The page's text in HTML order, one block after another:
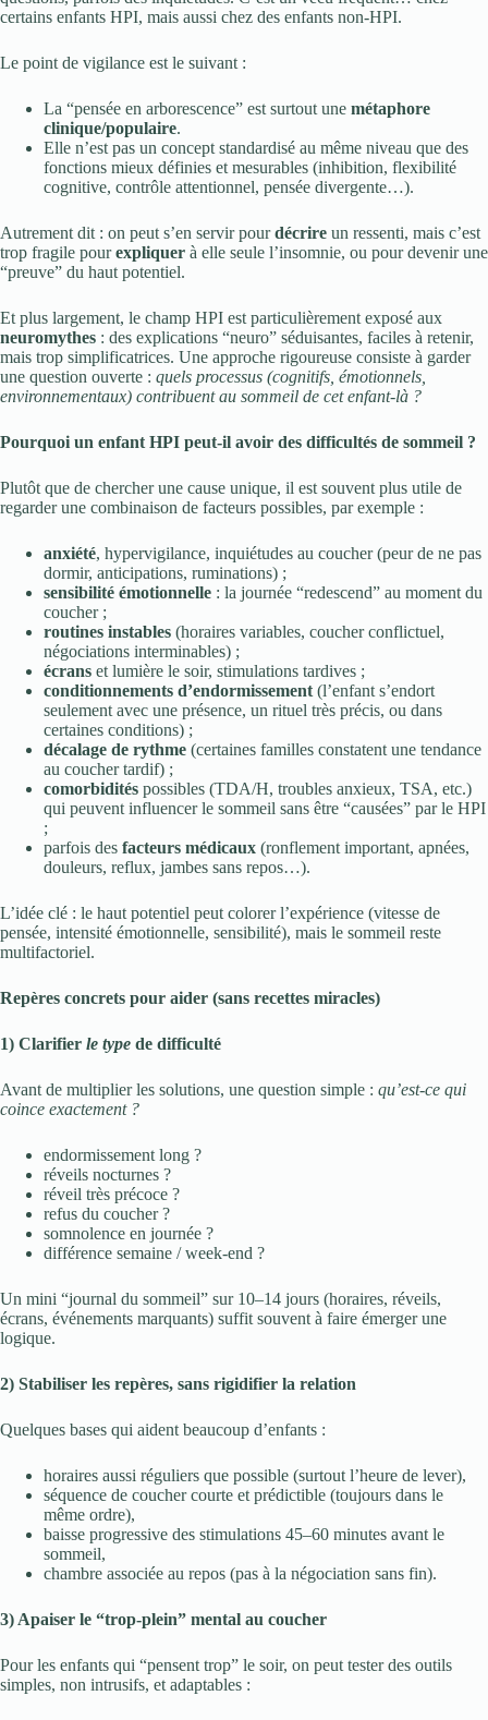
certains enfants HPI, mais aussi chez des enfants non-HPI.
Le point de vigilance est le suivant :
La “pensée en arborescence” est surtout une métaphore
clinique/populaire.
Elle n’est pas un concept standardisé au même niveau que des
fonctions mieux définies et mesurables (inhibition, flexibilité
cognitive, contrôle attentionnel, pensée divergente…).
Autrement dit : on peut s’en servir pourdécrire un ressenti, mais c’est
trop fragile pourexpliquer à elle seule l’insomnie, ou pour devenir une
“preuve” du haut potentiel.
Et plus largement, le champ HPI est particulièrement exposé aux
neuromythes : des explications “neuro” séduisantes, faciles à retenir,
mais trop simplificatrices. Une approche rigoureuse consiste à garder
une question ouverte : quels processus (cognitifs, émotionnels,
environnementaux) contribuent au sommeil de cet enfant-là ?
Pourquoi un enfant HPI peut-il avoir des difficultés de sommeil ?
Plutôt que de chercher une cause unique, il est souvent plus utile de
regarder une combinaison de facteurs possibles, par exemple :
anxiété, hypervigilance, inquiétudes au coucher (peur de ne pas
dormir, anticipations, ruminations) ;
sensibilité émotionnelle : la journée “redescend” au moment du
coucher ;
routines instables (horaires variables, coucher conflictuel,
négociations interminables) ;
écrans et lumière le soir, stimulations tardives ;
conditionnements d’endormissement (l’enfant s’endort
seulement avec une présence, un rituel très précis, ou dans
certaines conditions) ;
décalage de rythme (certaines familles constatent une tendance
au coucher tardif) ;
comorbidités possibles (TDA/H, troubles anxieux, TSA, etc.)
qui peuvent influencer le sommeil sans être “causées” par le HPI
;
parfois des facteurs médicaux (ronflement important, apnées,
douleurs, reflux, jambes sans repos…).
L’idée clé : le haut potentiel peut colorer l’expérience (vitesse de
pensée, intensité émotionnelle, sensibilité), mais le sommeil reste
multifactoriel.
Repères concrets pour aider (sans recettes miracles)
1) Clarifier le type de difficulté
Avant de multiplier les solutions, une question simple : qu’est-ce qui
coince exactement ?
endormissement long ?
réveils nocturnes ?
réveil très précoce ?
refus du coucher ?
somnolence en journée ?
différence semaine / week-end ?
Un mini “journal du sommeil” sur 10–14 jours (horaires, réveils,
écrans, événements marquants) suffit souvent à faire émerger une
logique.
2) Stabiliser les repères, sans rigidifier la relation
Quelques bases qui aident beaucoup d’enfants :
horaires aussi réguliers que possible (surtout l’heure de lever),
séquence de coucher courte et prédictible (toujours dans le
même ordre),
baisse progressive des stimulations 45–60 minutes avant le
sommeil,
chambre associée au repos (pas à la négociation sans fin).
3) Apaiser le “trop-plein” mental au coucher
Pour les enfants qui “pensent trop” le soir, on peut tester des outils
simples, non intrusifs, et adaptables :